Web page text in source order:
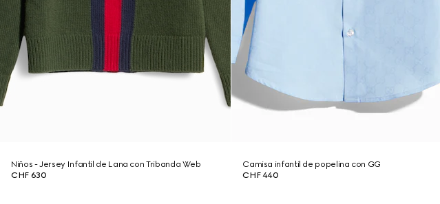
Niños - Jersey Infantil de Lana con Tribanda Web
CHF 630
Camisa infantil de popelina con GG
CHF 440